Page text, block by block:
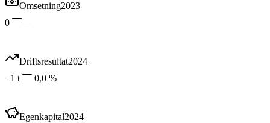
Omsetning2023
0
–
Driftsresultat2024
−1 t
0,0 %
Egenkapital2024